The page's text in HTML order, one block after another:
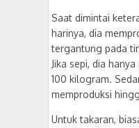
Saat dimintai
harinya, dia
tergantung pada
Jika sepi, dia
100 kilogram.
memproduksi
Untuk takaran,